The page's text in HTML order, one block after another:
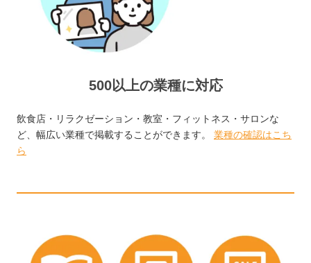
500以上の業種に対応
飲食店・リラクゼーション・教室・フィットネス・サロンな
ど、幅広い業種で掲載することができます。 業種の確認はこち
ら